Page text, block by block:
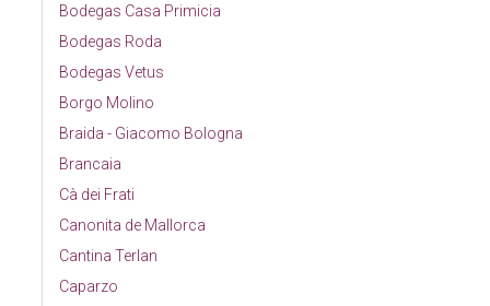
Bodegas Casa Primicia
Bodegas Roda
Bodegas Vetus
Borgo Molino
Braida - Giacomo Bologna
Brancaia
Cà dei Frati
Canonita de Mallorca
Cantina Terlan
Caparzo